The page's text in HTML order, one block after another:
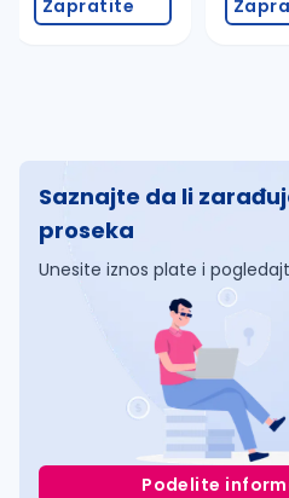
Zapratite
Saznajte da li
proseka
Unesite iznos plate i
Podelite